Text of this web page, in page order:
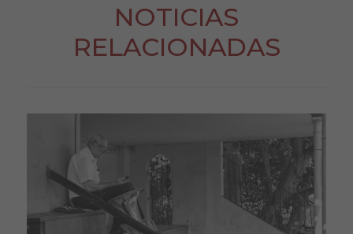
NOTICIAS
RELACIONADAS